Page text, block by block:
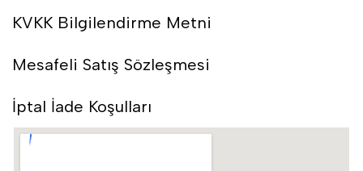
KVKK Bilgilendirme Metni
Mesafeli Satış Sözleşmesi
İptal İade Koşulları